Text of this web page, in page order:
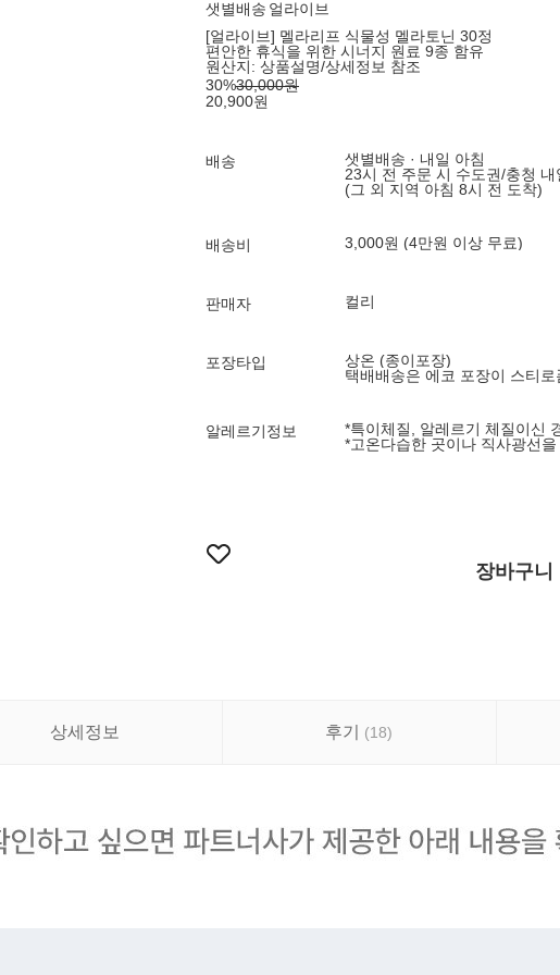
샛별배송 얼라이브
[얼라이브] 멜라리프 식물성 멜라토닌 30정
편안한 휴식을 위한 시너지 원료 9종 함유
원산지: 상품설명/상세정보 참조
30%30,000원
20,900원
배송
샛별배송 · 내일 아침
23시 전 주문 시 수도권/충청
(그 외 지역 아침 8시 전 도착)
배송비 3,000원 (4만원 이상 무료)
판매자 컬리
포장타입
상온 (종이포장)
택배배송은 에코 포장이 스티로
알레르기정보
*특이체질, 알레르기 체질이신
*고온다습한 곳이나 직사광선
장바구니
상세정보 후기 (18)